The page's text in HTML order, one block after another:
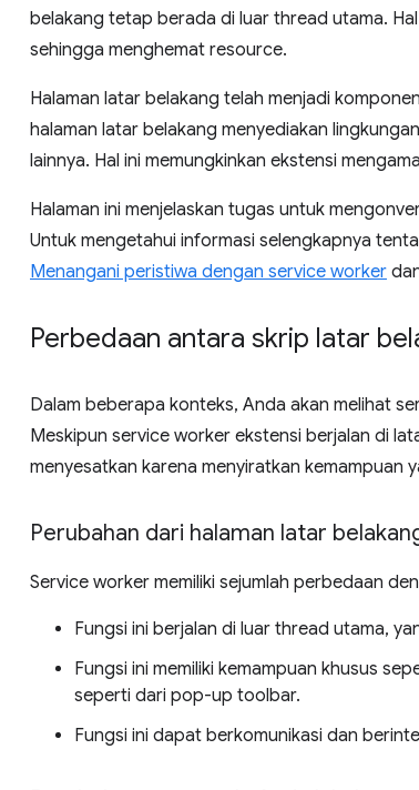
belakang tetap berada di luar thread utama.
sehingga menghemat resource.
Halaman latar belakang telah menjadi
halaman latar belakang menyediakan
lainnya. Hal ini memungkinkan ekstensi
Halaman ini menjelaskan tugas untuk
Untuk mengetahui informasi selengkapnya
Menangani peristiwa dengan service worker
Perbedaan antara skrip latar
Dalam beberapa konteks, Anda akan melihat
Meskipun service worker ekstensi berjalan di
menyesatkan karena menyiratkan kemampuan
Perubahan dari halaman latar
Service worker memiliki sejumlah perbedaan
Fungsi ini berjalan di luar thread utama,
Fungsi ini memiliki kemampuan khusus
seperti dari pop-up toolbar.
Fungsi ini dapat berkomunikasi dan